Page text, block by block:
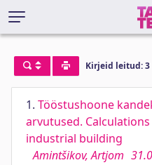
Kirjeid leitud: 3
1. Tööstushoone
arvutused.
industrial building
Amintšikov, Artjom